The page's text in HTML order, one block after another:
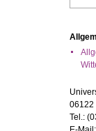
06122
Tel.: